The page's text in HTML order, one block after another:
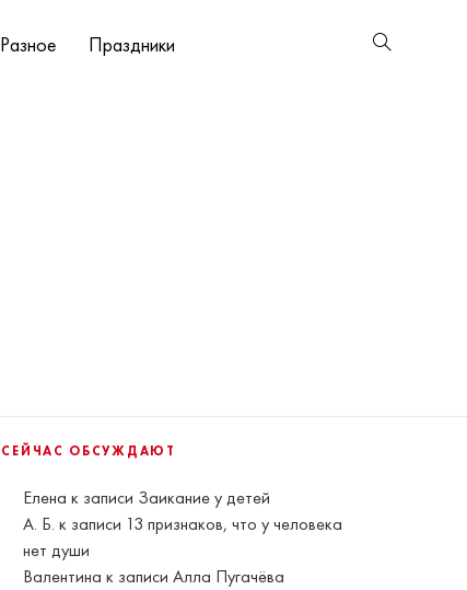
Разное Праздники
СЕЙЧАС ОБСУЖДАЮТ
Елена к записи Заикание у детей
А. Б. к записи 13 признаков, что у человека
нет души
Валентина к записиАлла Пугачёва